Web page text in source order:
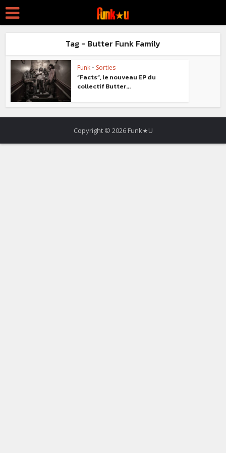
Tag - Butter Funk Family
Funk • Sorties
“Facts”, le nouveau EP du
collectif Butter...
Copyright © 2026 Funk★U